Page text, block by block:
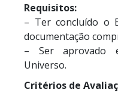
Requisitos:
– Ter concluído o
documentação
– Ser aprovado
Universo.
Critérios de